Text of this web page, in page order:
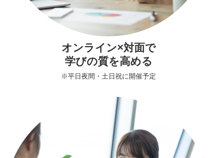
オンライン×対面で
学びの質を高める
※平日夜間・土日祝に開催予定